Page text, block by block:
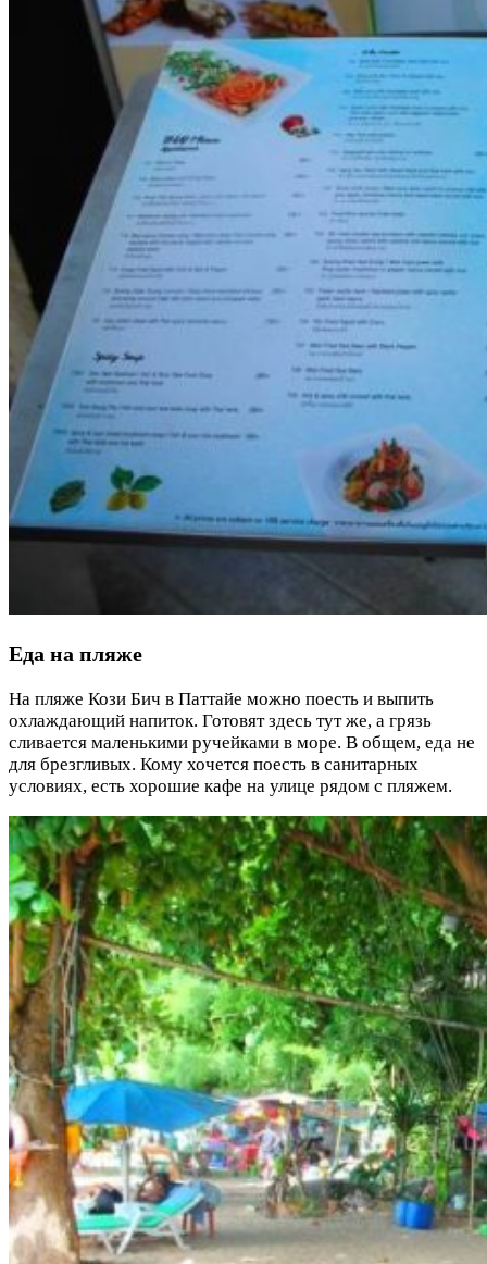
Еда на пляже
На пляже Кози Бич в Паттайе можно поесть и выпить
охлаждающий напиток. Готовят здесь тут же, а грязь
сливается маленькими ручейками в море. В общем, еда не
для брезгливых. Кому хочется поесть в санитарных
условиях, есть хорошие кафе на улице рядом с пляжем.